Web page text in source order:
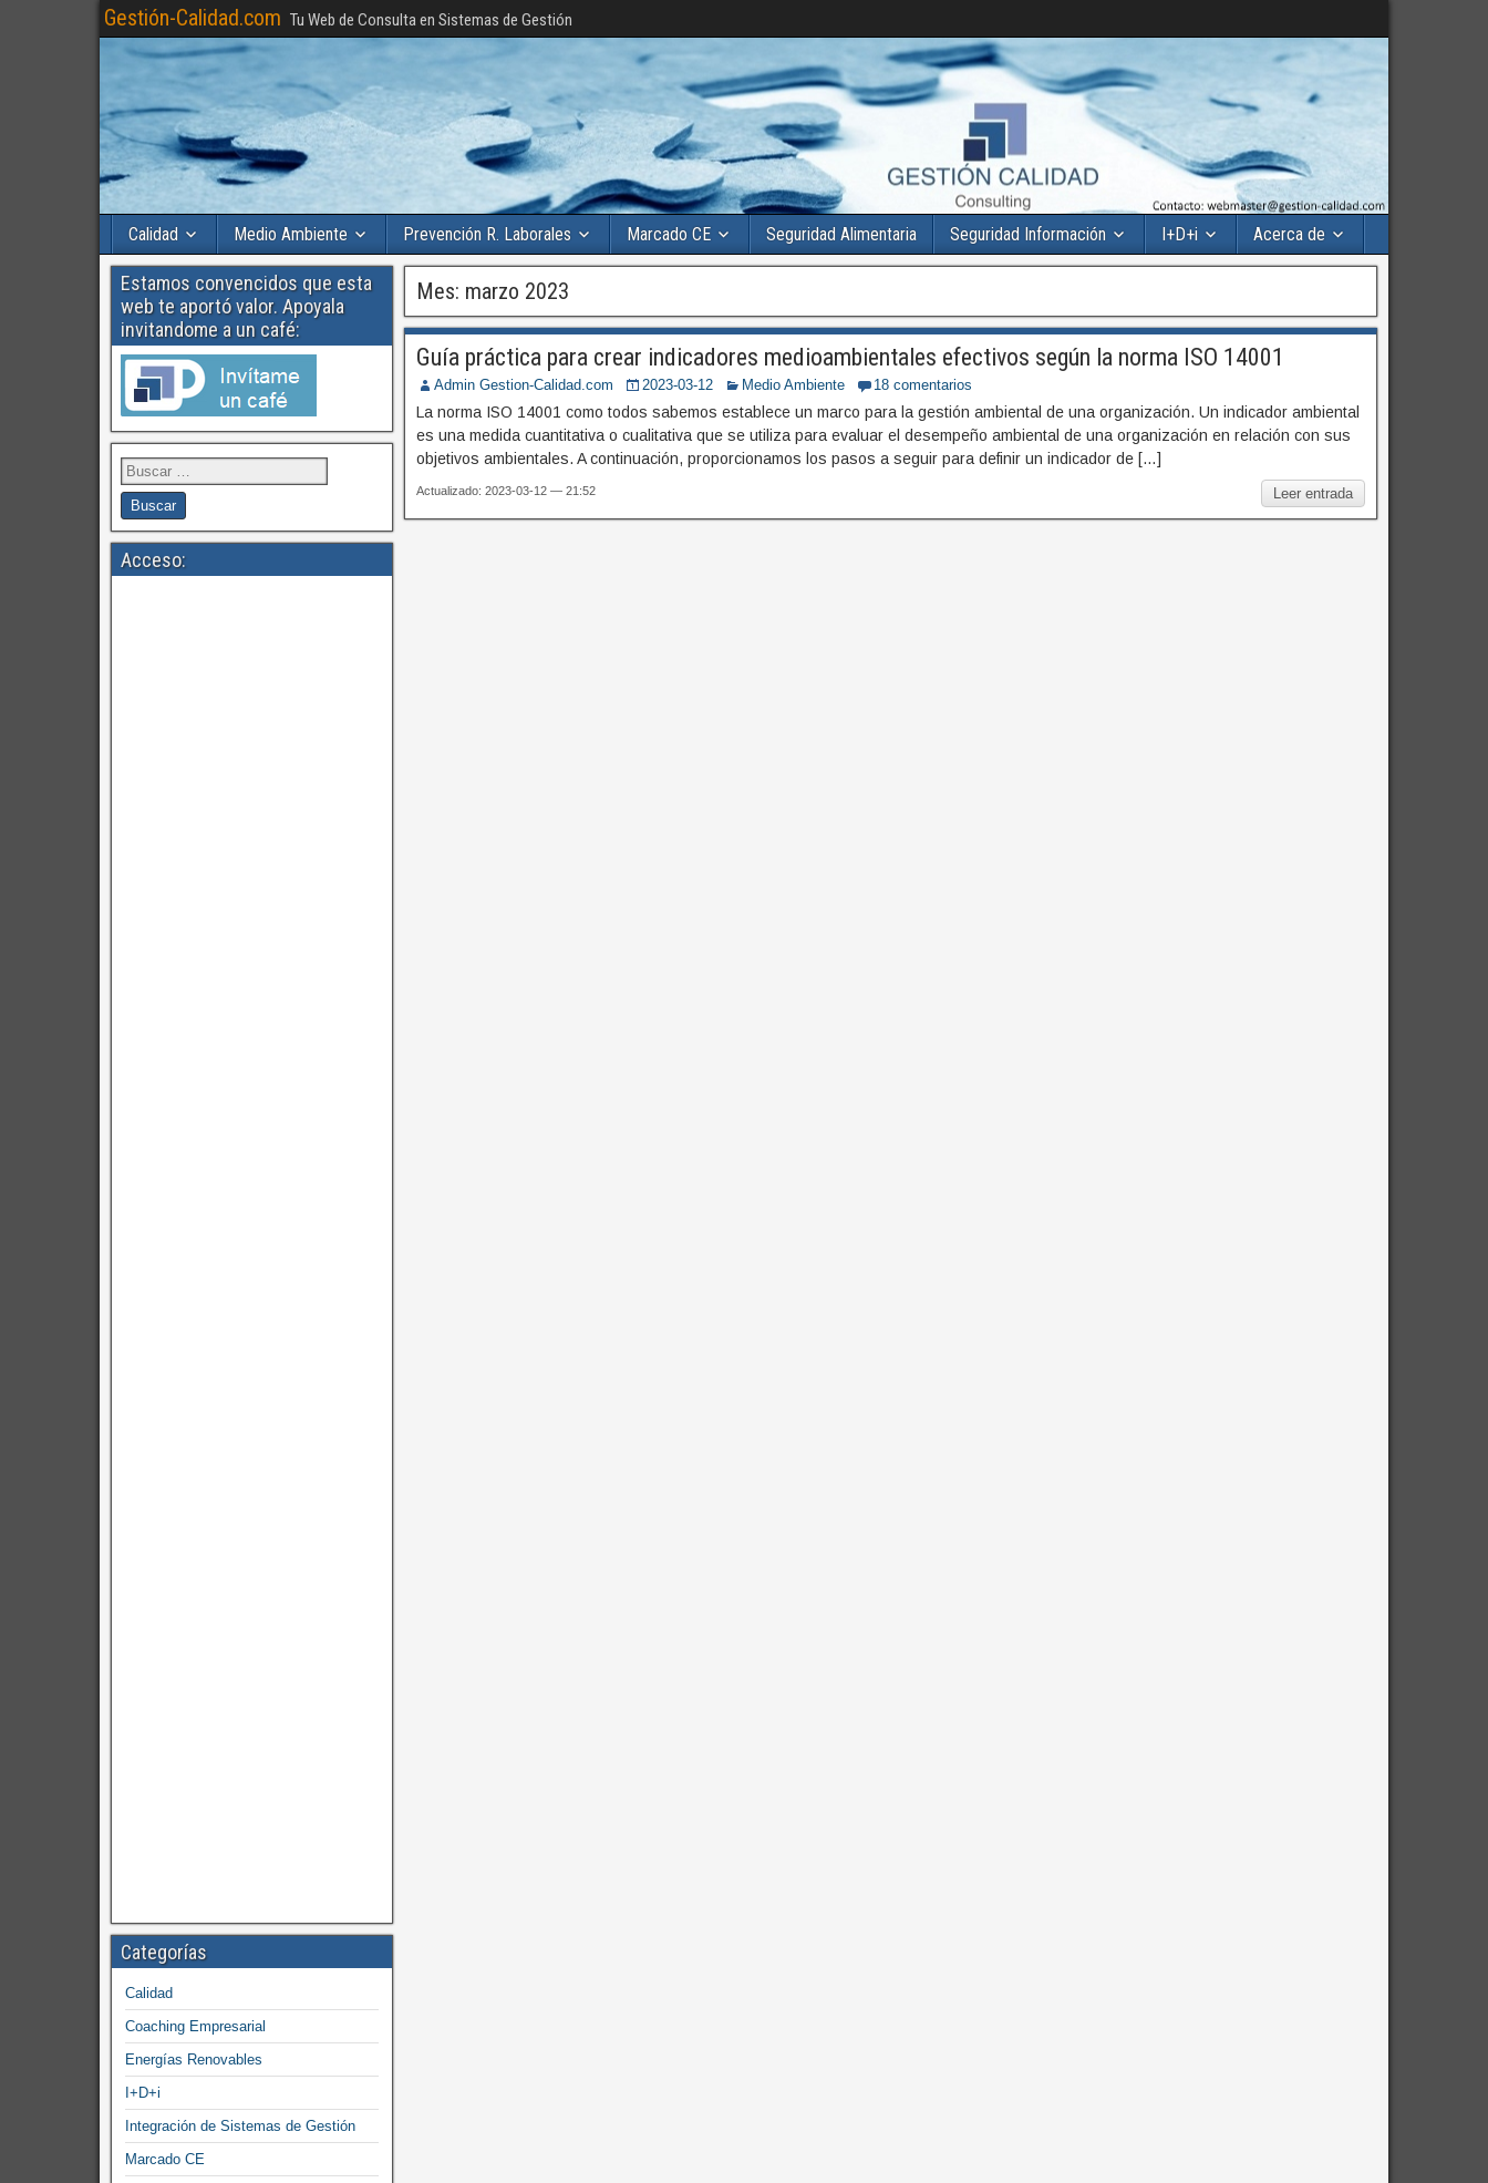
Gestión-Calidad.com Tu Web de Consulta en Sistemas de Gestión
Calidad Medio Ambiente Prevención R. Laborales Marcado CE Seguridad Alimentaria Seguridad Información I+D+i Acerca de
Mes: marzo 2023
Guía práctica para crear indicadores medioambientales efectivos según la norma ISO 14001
Admin Gestion-Calidad.com 2023-03-12 Medio Ambiente 18 comentarios
La norma ISO 14001 como todos sabemos establece un marco para la gestión ambiental de una organización. Un indicador ambiental
es una medida cuantitativa o cualitativa que se utiliza para evaluar el desempeño ambiental de una organización en relación con sus
objetivos ambientales. A continuación, proporcionamos los pasos a seguir para definir un indicador de […]
Leer entrada
Actualizado: 2023-03-12 — 21:52
Estamos convencidos que esta
web te aportó valor. Apoyala
invitandome a un café:
Acceso:
Categorías
Calidad
Coaching Empresarial
Energías Renovables
I+D+i
Integración de Sistemas de Gestión
Marcado CE